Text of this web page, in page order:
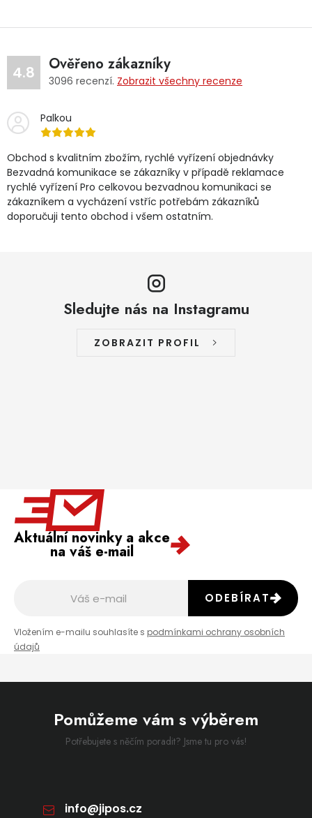
4.8 Ověřeno zákazníky
3096 recenzí. Zobrazit všechny recenze
Palkou
Obchod s kvalitním zbožím, rychlé vyřízení objednávky
Bezvadná komunikace se zákazníky v případě reklamace
rychlé vyřízení Pro celkovou bezvadnou komunikaci se
zákazníkem a vycházení vstříc potřebám zákazníků
doporučuji tento obchod i všem ostatním.
Sledujte nás na Instagramu
ZOBRAZIT PROFIL
Aktuální novinky a akce
na váš e-mail
Vložením e-mailu souhlasíte s podmínkami ochrany osobních
údajů
ODEBÍRAT
Pomůžeme vám s výběrem
Potřebujete s něčím poradit? Jsme tu pro vás!
info@jipos.cz